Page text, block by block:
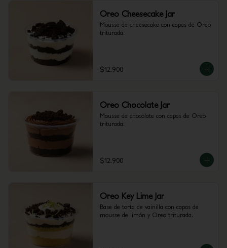
Oreo Cheesecake Jar
Mousse de cheesecake con capas de Oreo
triturada.
$12.900
Oreo Chocolate Jar
Mousse de chocolate con capas de Oreo
triturada.
$12.900
Oreo Key Lime Jar
Base de torta de vainilla con capas de
mousse de limón y Oreo triturada.